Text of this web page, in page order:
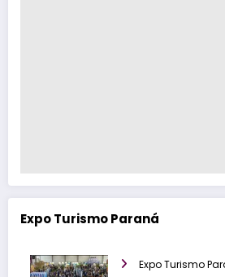
Expo Turismo Paraná
Expo Turismo